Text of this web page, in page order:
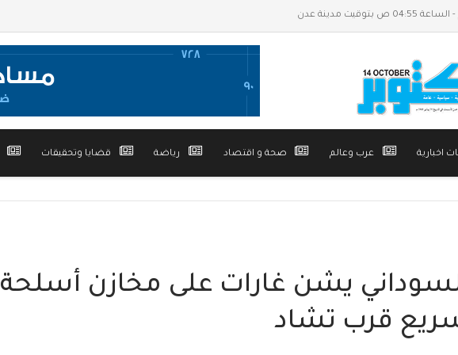
04:55 ص بتوقيت مدينة عدن
اخبارية عرب وعالم صحة و اقتصاد رياضة قضايا وتحقيقات
يشن غارات على مخازن أسلحة
قرب تشاد